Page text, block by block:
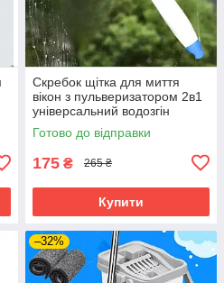
Скребок щітка для миття
вікон з пульверизатором 2в1
універсальний водозгін
силіконовий для скла дзеркал
Готово до відправки
175 ₴ 265 ₴
Купити
–32%